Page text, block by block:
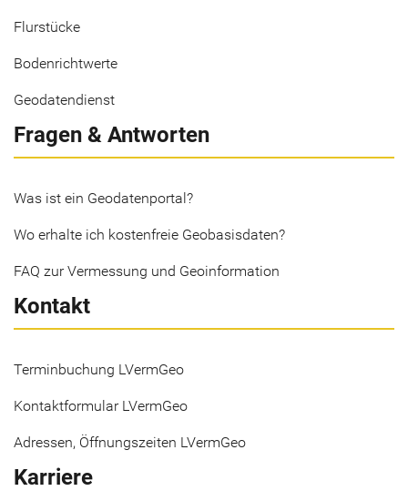
Flurstücke
Bodenrichtwerte
Geodatendienst
Fragen & Antworten
Was ist ein Geodatenportal?
Wo erhalte ich kostenfreie Geobasisdaten?
FAQ zur Vermessung und Geoinformation
Kontakt
Terminbuchung LVermGeo
Kontaktformular LVermGeo
Adressen, Öffnungszeiten LVermGeo
Karriere